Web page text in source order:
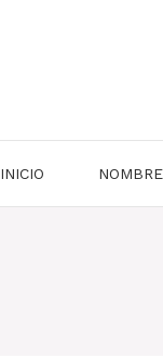
INICIO